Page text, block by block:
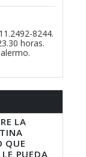
8244.
horas.
LA
QUE
PUEDA